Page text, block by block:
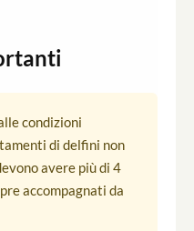
condizioni
di delfini non
avere più di 4
accompagnati da